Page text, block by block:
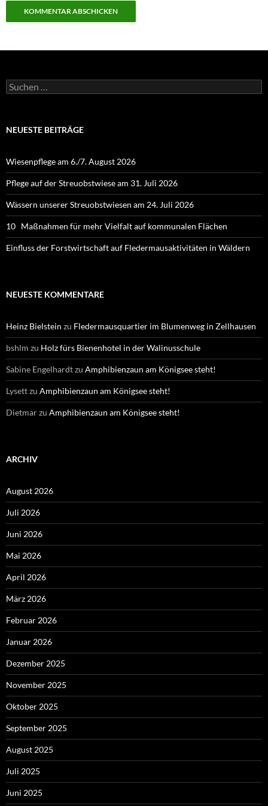
Suchen
nach:
NEUESTE BEITRÄGE
Wiesenpflege am 6./7. August 2026
Pflege auf der Streuobstwiese am 31. Juli 2026
Wässern unserer Streuobstwiesen am 24. Juli 2026
10 Maßnahmen für mehr Vielfalt auf kommunalen Flächen
Einfluss der Forstwirtschaft auf Fledermausaktivitäten in Wäldern
NEUESTE KOMMENTARE
Heinz Bielstein zu Fledermausquartier im Blumenweg in Zellhausen
bshlm zu Holz fürs Bienenhotel in der Walinusschule
Sabine Engelhardtzu Amphibienzaun am Königsee steht!
Lysettzu Amphibienzaun am Königsee steht!
Dietmarzu Amphibienzaun am Königsee steht!
ARCHIV
August 2026
Juli 2026
Juni 2026
Mai 2026
April 2026
März 2026
Februar 2026
Januar 2026
Dezember 2025
November 2025
Oktober 2025
September 2025
August 2025
Juli 2025
Juni 2025